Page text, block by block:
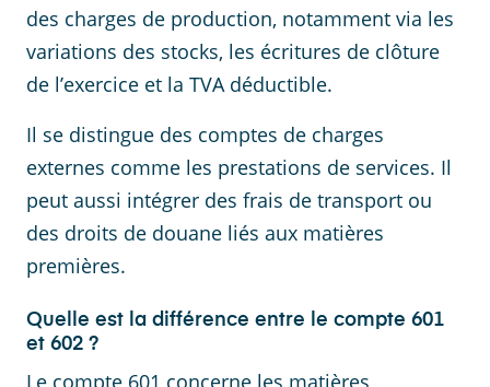
des charges de production, notamment via les
variations des stocks, les écritures de clôture
de l’exercice et la TVA déductible.
Il se distingue des comptes de charges
externes comme les prestations de services. Il
peut aussi intégrer des frais de transport ou
des droits de douane liés aux matières
premières.
Quelle est la différence entre le compte 601
et 602 ?
Le compte 601 concerne les matières